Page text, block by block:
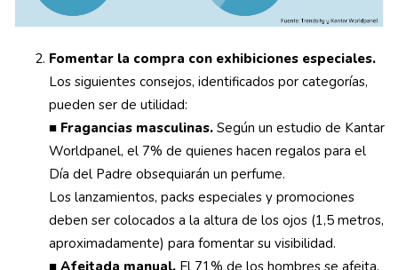
Fomentar la compra con exhibiciones especiales.
Los siguientes consejos, identificados por categorías,
pueden ser de utilidad:
■ Fragancias masculinas. Según un estudio de Kantar
Worldpanel, el 7% de quienes hacen regalos para el
Día del Padre obsequiarán un perfume.
Los lanzamientos, packs especiales y promociones
deben ser colocados a la altura de los ojos (1,5 metros,
aproximadamente) para fomentar su visibilidad.